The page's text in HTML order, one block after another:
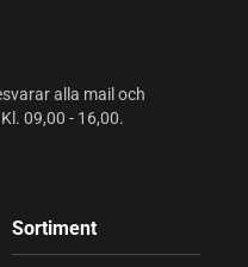
alla mail och
09,00 - 16,00.
Sortiment